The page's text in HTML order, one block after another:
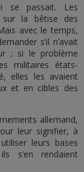
se passait. Les
sur la bêtise des
avec le temps,
s’il n’avait
; si le problème
militaires états-
elles les avaient
et en cibles des
allemand,
leur signifier, à
leurs bases
s’en rendaient